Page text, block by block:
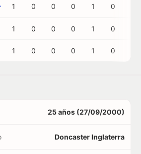
1 0 0 0 1 0
1 0 0 0 1 0
1 0 0 0 1 0
25 años (27/09/2000)
Doncaster Inglaterra